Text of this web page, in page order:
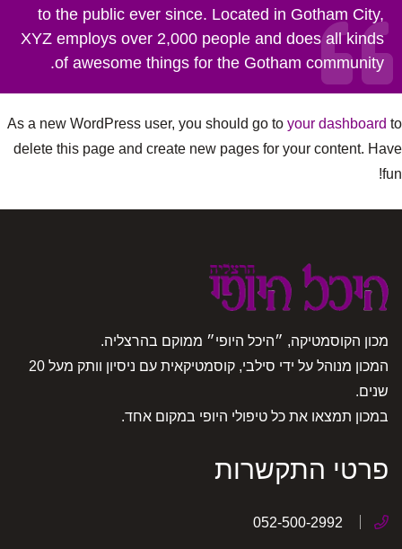
to the public ever since. Located in Gotham City,
XYZ employs over 2,000 people and does all kinds
of awesome things for the Gotham community.
As a new WordPress user, you should go to your dashboard to
delete this page and create new pages for your content. Have
fun!
מכון הקוסמטיקה, ״היכל היופי״ ממוקם בהרצליה.
המכון מנוהל על ידי סילבי, קוסמטיקאית עם ניסיון וותק מעל 20
שנים.
במכון תמצאו את כל טיפולי היופי במקום אחד.
פרטי התקשרות
052-500-2992